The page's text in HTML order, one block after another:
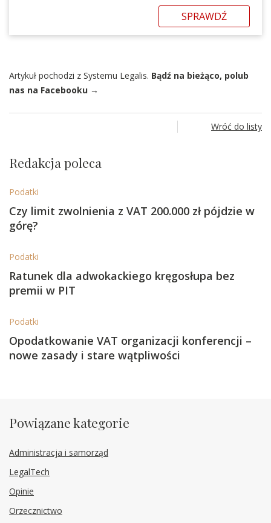
SPRAWDŹ
Artykuł pochodzi z Systemu Legalis. Bądź na bieżąco, polub
nas na Facebooku →
Wróć do listy
Redakcja poleca
Podatki
Czy limit zwolnienia z VAT 200.000 zł pójdzie w
górę?
Podatki
Ratunek dla adwokackiego kręgosłupa bez
premii w PIT
Podatki
Opodatkowanie VAT organizacji konferencji –
nowe zasady i stare wątpliwości
Powiązane kategorie
Administracja i samorząd
LegalTech
Opinie
Orzecznictwo